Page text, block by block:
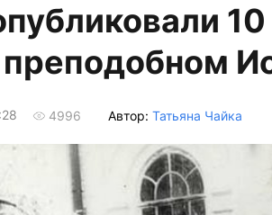
4996 Автор: Татьяна Чайка